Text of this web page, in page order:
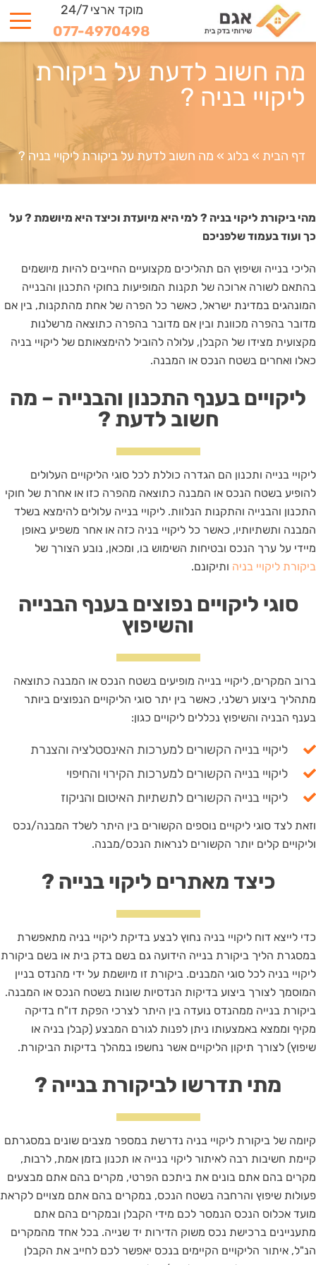
מוקד ארצי 24/7
077-4970498
מה חשוב לדעת על ביקורת
ליקויי בניה ?
דף הבית » בלוג » מה חשוב לדעת על ביקורת ליקויי בניה ?
מהי ביקורת ליקוי בניה ? למי היא מיועדת וכיצד היא מיושמת ? על
כך ועוד בעמוד שלפניכם
הליכי בנייה ושיפוץ הם תהליכים מקצועיים החייבים להיות מיושמים
בהתאם לשורה ארוכה של תקנות המופיעות בחוקי התכנון והבנייה
המונהגים במדינת ישראל, כאשר כל הפרה של אחת מהתקנות, בין אם
מדובר בהפרה מכוונת ובין אם מדובר בהפרה כתוצאה מרשלנות
מקצועית מצידו של הקבלן, עלולה להוביל להימצאותם של ליקויי בניה
כאלו ואחרים בשטח הנכס או המבנה.
ליקויים בענף התכנון והבנייה – מה
חשוב לדעת ?
ליקויי בנייה ותכנון הם הגדרה כוללת לכל סוגי הליקויים העלולים
להופיע בשטח הנכס או המבנה כתוצאה מהפרה כזו או אחרת של חוקי
התכנון והבנייה והתקנות הנלוות. ליקויי בנייה עלולים להימצא בשלד
המבנה ותשתיותיו, כאשר כל ליקויי בניה כזה או אחר משפיע באופן
מיידי על ערך הנכס ובטיחות השימוש בו, ומכאן, נובע הצורך של
ביקורת ליקויי בניה ותיקונם.
סוגי ליקויים נפוצים בענף הבנייה
והשיפוץ
ברוב המקרים, ליקויי בנייה מופיעים בשטח הנכס או המבנה כתוצאה
מתהליך ביצוע רשלני, כאשר בין יתר סוגי הליקויים הנפוצים ביותר
בענף הבניה והשיפוץ נכללים ליקויים כגון:
ליקויי בנייה הקשורים למערכות האינסטלציה והצנרת
ליקויי בנייה הקשורים למערכות הקירוי והחיפוי
ליקויי בנייה הקשורים לתשתיות האיטום והניקוז
וזאת לצד סוגי ליקויים נוספים הקשורים בין היתר לשלד המבנה/נכס
וליקויים קלים יותר הקשורים לנראות הנכס/מבנה.
כיצד מאתרים ליקוי בנייה ?
כדי לייצא דוח ליקויי בניה נחוץ לבצע בדיקת ליקויי בניה מתאפשרת
במסגרת הליך ביקורת בנייה הידועה גם בשם בדק בית או בשם ביקורת
ליקויי בניה לכל סוגי המבנים. ביקורת זו מיושמת על ידי מהנדס בניין
המוסמך לצורך ביצוע בדיקות הנדסיות שונות בשטח הנכס או המבנה.
ביקורת בנייה ממהנדס נועדה בין היתר לצרכי הפקת דו"ח בדיקה
מקיף וממצא באמצעותו ניתן לפנות לגורם המבצע (קבלן בניה או
שיפוץ) לצורך תיקון הליקויים אשר נחשפו במהלך בדיקות הביקורת.
מתי תדרשו לביקורת בנייה ?
קיומה של ביקורת ליקויי בניה נדרשת במספר מצבים שונים במסגרתם
קיימת חשיבות רבה לאיתור ליקוי בנייה או תכנון בזמן אמת, לרבות,
מקרים בהם אתם בונים את ביתכם הפרטי, מקרים בהם אתם מבצעים
פעולות שיפוץ והרחבה בשטח הנכס, במקרים בהם אתם מצויים לקראת
מועד אכלוס הנכס הנמסר לכם מידי הקבלן ובמקרים בהם אתם
מתעניינים ברכישת נכס משוק הדירות יד שנייה. בכל אחד מהמקרים
הנ"ל, איתור הליקויים הקיימים בנכס יאפשר לכם לחייב את הקבלן